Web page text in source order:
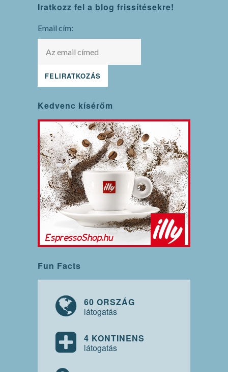
Iratkozz fel a blog frissítésekre!
Email cím:
Kedvenc kísérőm
Fun Facts
60 ORSZÁG
látogatás
4 KONTINENS
látogatás